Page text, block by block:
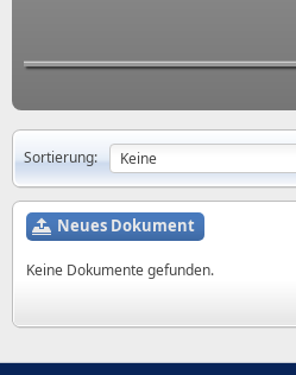
Sortierung:
Neues Dokument
Keine Dokumente gefunden.